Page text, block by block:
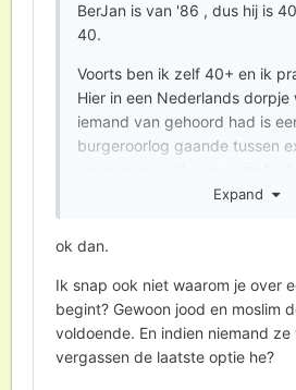
BerJan is van '86 , dus hij is
40.
Voorts ben ik zelf 40+ en ik
Hier in een Nederlands dorpje
iemand van gehoord had is
burgeroorlog gaande tussen
auto-engelen-is-van-
vluchtelingenwerk-voor-raam-
Niet vluchtelingen zijn het
Expand
ok dan.
Ik snap ook niet waarom je over
begint? Gewoon jood en moslim
voldoende. En indien niemand ze
vergassen de laatste optie he?